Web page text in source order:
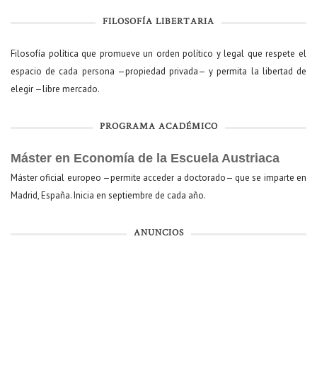
FILOSOFÍA LIBERTARIA
Filosofía política que promueve un orden político y legal que respete el
espacio de cada persona —propiedad privada— y permita la libertad de
elegir —libre mercado.
PROGRAMA ACADÉMICO
Máster en Economía de la Escuela Austriaca
Máster oficial europeo —permite acceder a doctorado— que se imparte en
Madrid, España. Inicia en septiembre de cada año.
ANUNCIOS